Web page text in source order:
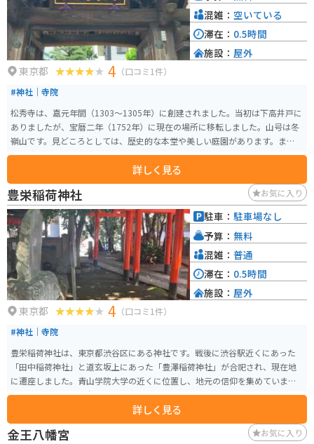
東京都 4 （口コミ1件）
#神社｜寺院
松秀寺は、嘉元年間（1303～1305年）に創建されました。当初は下高井戸に
ありましたが、宝暦二年（1752年）に現在の場所に移転しました。山号は冬
嶺山です。見どころとしては、歴史的な本堂や美しい庭園があります。また、
江戸時代から続く伝統行事が多く行われており、地域の文化や歴史を感じる
ことができます。特に注目すべきは、境内にある六角堂で、地域の人々から
親しまれています。
詳しく見る
混雑： 空いている
滞在： 0.5時間
施設： 屋外
豊栄稲荷神社 お気に入り
東京都 4 （口コミ1件）
#神社｜寺院
豊栄稲荷神社は、東京都渋谷区にある神社です。戦後に渋谷駅近くにあった
「田中稲荷神社」と道玄坂上にあった「豊澤稲荷神社」が合祀され、現在地
に遷座しました。青山学院大学の近くに位置し、地元の信仰を集めていま
す。見どころは、千本鳥居と呼ばれる鳥居のトンネルです。参道には小さな鳥
居が連なり、独特の神聖な雰囲気を醸し出しています。 こじんまりとした境
内ながら、静かで落ち着いた空間が広がり、都会の喧騒を忘れさせてくれま
す。また、金王八幡宮の兼務社であり、金運や商売繁盛のご利益があるとさ
詳しく見る
駐車： 駐車場なし
予算： 無料
混雑： 普通
滞在： 0.5時間
施設： 屋外
金王八幡宮 お気に入り